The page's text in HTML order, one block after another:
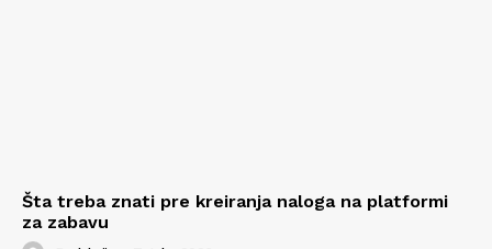
Šta treba znati pre kreiranja naloga na platformi
za zabavu